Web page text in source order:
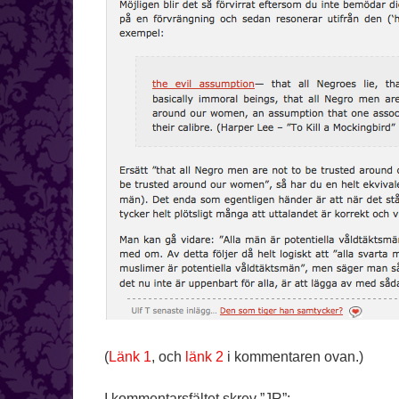
(Länk 1, och länk 2 i kommentaren ovan.)